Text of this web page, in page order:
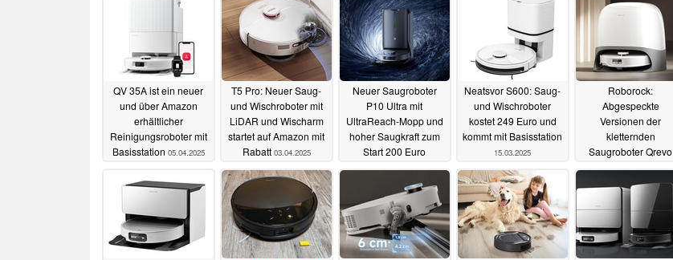
QV 35A ist ein neuer
und über Amazon
erhältlicher
Reinigungsroboter mit
Basisstation 05.04.2025
T5 Pro: Neuer Saug-
und Wischroboter mit
LiDAR und Wischarm
startet auf Amazon mit
Rabatt 03.04.2025
Neuer Saugroboter
P10 Ultra mit
UltraReach-Mopp und
hoher Saugkraft zum
Start 200 Euro
25.03.2025
Neatsvor S600: Saug-
und Wischroboter
kostet 249 Euro und
kommt mit Basisstation
15.03.2025
Roborock:
Abgespeckte
Versionen der
kletternden
Saugroboter Qrevo
mit Rabatt05.03.2025